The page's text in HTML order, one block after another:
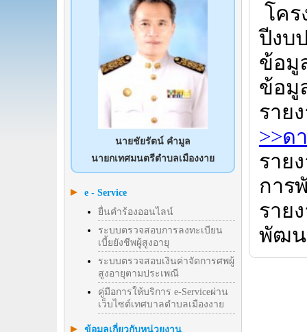
นายชัยรัตน์ คำมูล
นายกเทศมนตรีตำบลเมืองงาย
e - Service
ยื่นคำร้องออนไลน์
ระบบตรวจสอบการลงทะเบียน
เบี้ยยังชีพผู้สูงอายุ
ระบบตรวจสอบเงินค่าจัดการศพผู้
สูงอายุตามประเพณี
คู่มือการให้บริการ e-Serviceผ่าน
เว็บไซต์เทศบาลตำบลเมืองงาย
ข้อมูลเกี่ยวกับหน่วยงาน
โค
ปีงบ
ข้อมู
ข้อมู
ราย
>>ด
ราย
การ
ราย
พัฒน